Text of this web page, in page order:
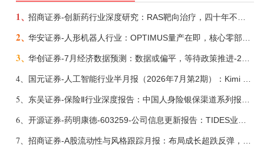
1、
2、
3、
4、
5、
6、
7、